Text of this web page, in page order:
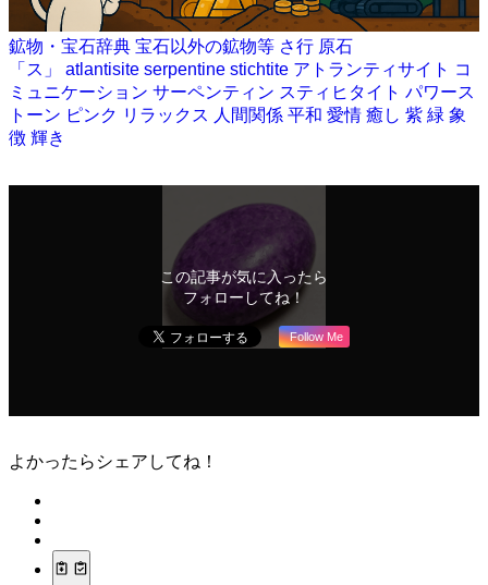
鉱物・宝石辞典 宝石以外の鉱物等 さ行 原石
「ス」 atlantisite serpentine stichtite アトランティサイト コ
ミュニケーション サーペンティン スティヒタイト パワース
トーン ピンク リラックス 人間関係 平和 愛情 癒し 紫 緑 象
徴 輝き
この記事が気に入ったら
フォローしてね！
Follow Me
よかったらシェアしてね！